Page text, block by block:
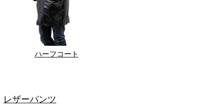
ハーフコート
レザーパンツ